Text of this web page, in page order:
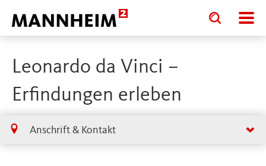
Toggle
search
input
Toggle
search
input
Leonardo da Vinci –
Erfindungen erleben
Anschrift & Kontakt